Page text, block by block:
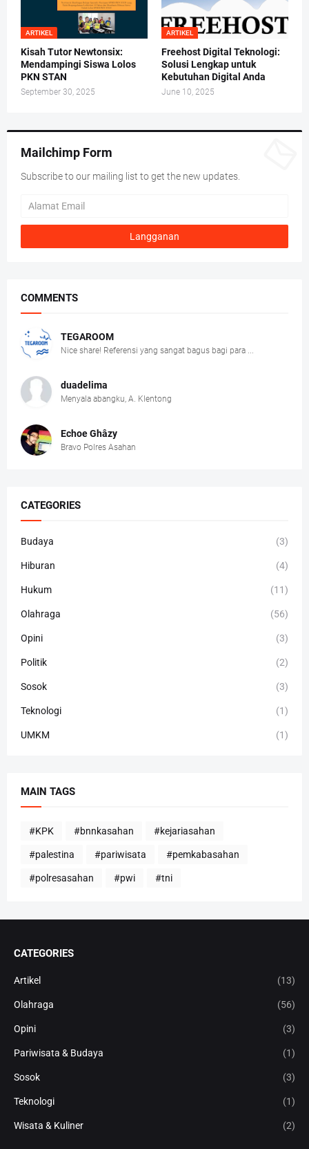
ARTIKEL
Kisah Tutor Newtonsix:
Mendampingi Siswa Lolos
PKN STAN
September 30, 2025
ARTIKEL
Freehost Digital Teknologi:
Solusi Lengkap untuk
Kebutuhan Digital Anda
June 10, 2025
Mailchimp Form
Subscribe to our mailing list to get the new updates.
COMMENTS
TEGAROOM
Nice share! Referensi yang sangat bagus bagi para ...
duadelima
Menyala abangku, A. Klentong
Echoe Ghâzy
Bravo Polres Asahan
CATEGORIES
Budaya (3)
Hiburan (4)
Hukum (11)
Olahraga (56)
Opini (3)
Politik (2)
Sosok (3)
Teknologi (1)
UMKM (1)
MAIN TAGS
#KPK #bnnkasahan #kejariasahan
#palestina #pariwisata #pemkabasahan
#polresasahan #pwi #tni
CATEGORIES
Artikel (13)
Olahraga (56)
Opini (3)
Pariwisata & Budaya (1)
Sosok (3)
Teknologi (1)
Wisata & Kuliner (2)